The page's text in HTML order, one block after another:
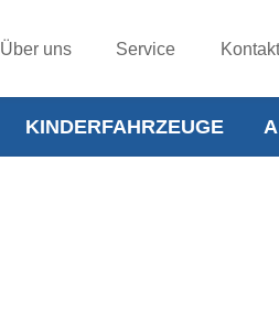
Über uns Service Kontakt
KINDERFAHRZEUGE